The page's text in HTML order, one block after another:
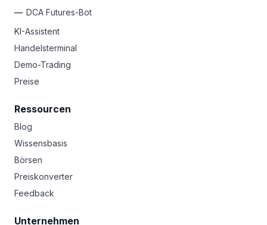
DCA Futures-Bot
KI-Assistent
Handelsterminal
Demo-Trading
Preise
Ressourcen
Blog
Wissensbasis
Börsen
Preiskonverter
Feedback
Unternehmen